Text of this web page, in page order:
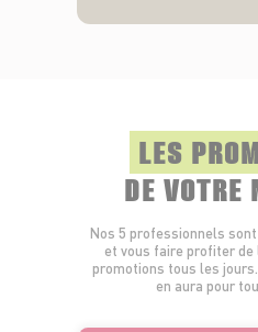
LES
DE VOTRE
Nos 5 professionnels
et vous faire profiter
promotions tous les
en aura pour